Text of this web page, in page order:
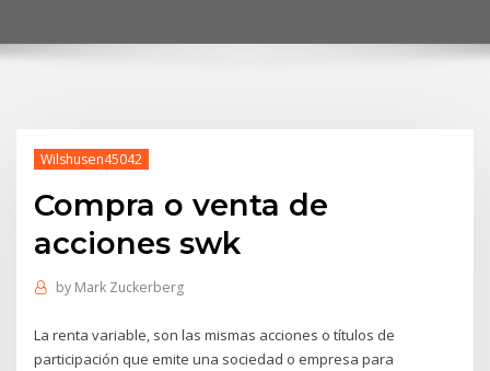
Wilshusen45042
Compra o venta de
acciones swk
by Mark Zuckerberg
La renta variable, son las mismas acciones o títulos de
participación que emite una sociedad o empresa para